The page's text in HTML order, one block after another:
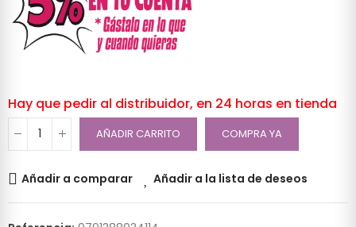
Hay que pedir al distribuidor, en 24 horas en tienda
AÑADIR CARRITO COMPRA YA
Añadir a comparar Añadir a la lista de deseos